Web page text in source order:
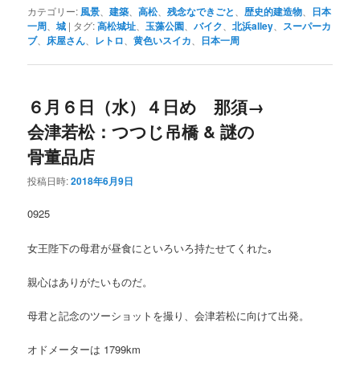
カテゴリー: 風景 、建築 、高松 、残念なできごと 歴史的建造物
日本
一周 、城 | タグ:高松城址 玉藻公園 、バイク 、北浜alley
スーパーカ
ブ、 床屋さん レトロ 、黄色いスイカ 日本一周
６月６日（水）４日め 那須→
会津若松：つつじ吊橋 & 謎の
骨董品店
投稿日時:2018年6月9日
0925
女王陛下の母君が昼食にといろいろ持たせてくれた｡
親心はありがたいものだ。
母君と記念のツーショットを撮り、会津若松に向けて出発。
オドメーターは 1799km